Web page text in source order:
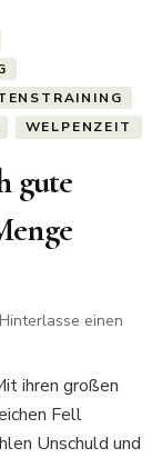
WELPENZEIT
gute
Hinterlasse einen
ihren großen
Fell
Unschuld und